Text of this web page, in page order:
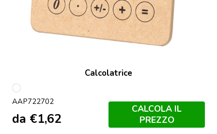
Calcolatrice
multicolore
AAP722702
da €1,62
CALCOLA IL
PREZZO